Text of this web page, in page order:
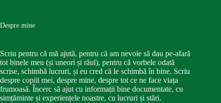
Despre mine
Scriu pentru că mă ajută, pentru că am nevoie să dau pe-afară
tot binele meu (și uneori și răul), pentru că vorbele odată
scrise, schimbă lucruri, și eu cred că le schimbă în bine. Scriu
despre copiii mei, despre mine, despre tot ce ne face viața
frumoasă. Încerc să ajut cu informații bine documentate, cu
simțăminte și experiențele noastre, cu lucruri și stări.